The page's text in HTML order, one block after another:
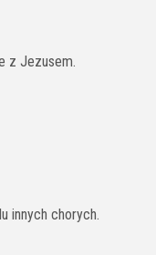
z Jezusem.
innych chorych.